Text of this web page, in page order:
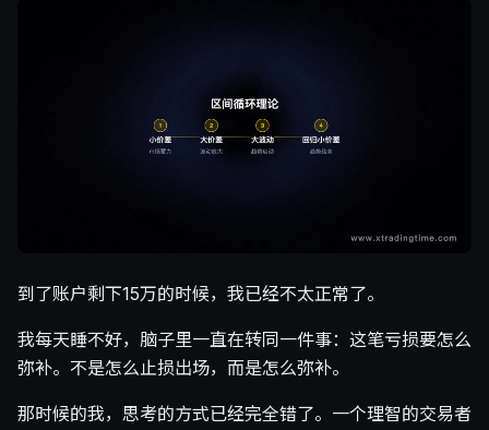
到了账户剩下15万的时候，我已经不太正常了。
我每天睡不好，脑子里一直在转同一件事：这笔亏损要怎么
弥补。不是怎么止损出场，而是怎么弥补。
那时候的我，思考的方式已经完全错了。一个理智的交易者